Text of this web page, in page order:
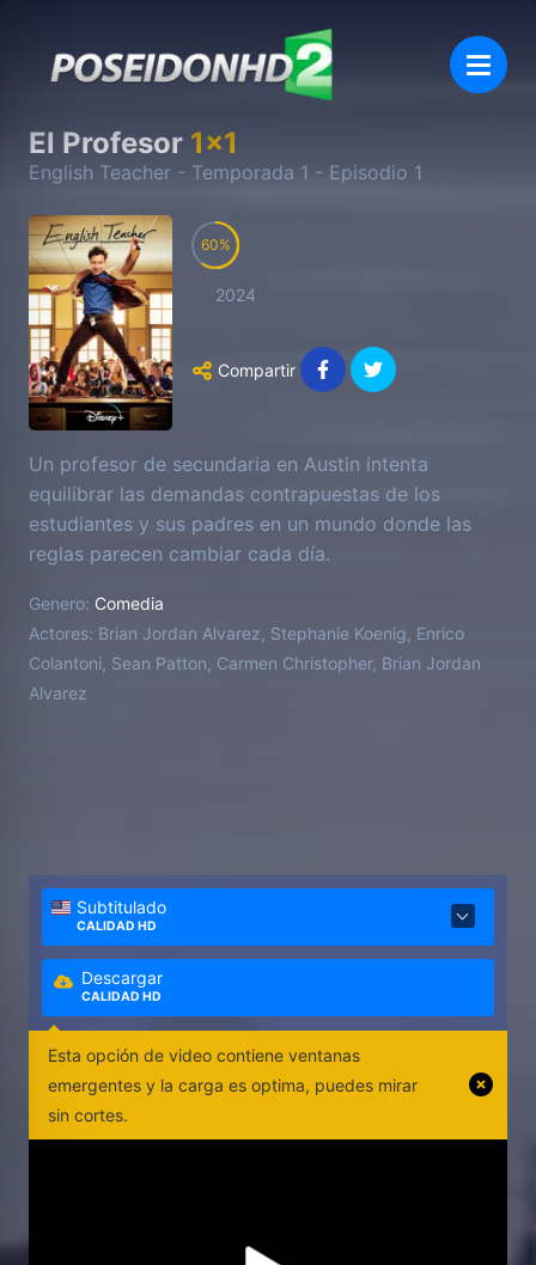
El Profesor 1x1
English Teacher - Temporada 1 - Episodio 1
60
2024
Compartir
Un profesor de secundaria en Austin intenta
equilibrar las demandas contrapuestas de los
estudiantes y sus padres en un mundo donde las
reglas parecen cambiar cada día.
Genero: Comedia
Actores: Brian Jordan Alvarez, Stephanie Koenig, Enrico
Colantoni, Sean Patton, Carmen Christopher, Brian Jordan
Alvarez
Subtitulado
CALIDAD HD
Descargar
CALIDAD HD
Esta opción de video contiene ventanas
emergentes y la carga es optima, puedes mirar
sin cortes.